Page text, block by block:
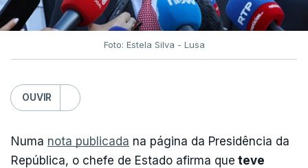
Foto: Estela Silva - Lusa
OUVIR
Numa nota publicada na página da Presidência da
República, o chefe de Estado afirma que teve